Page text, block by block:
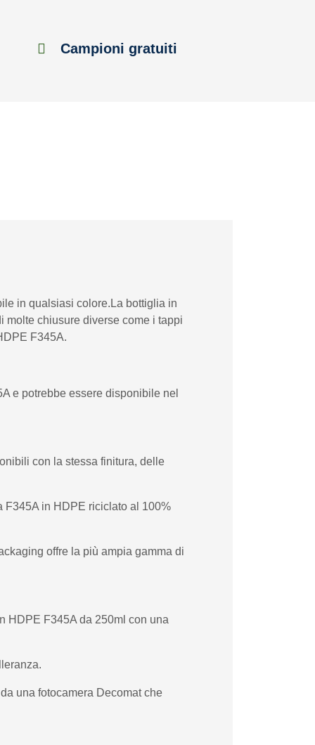
Campioni gratuiti
in qualsiasi colore.La bottiglia in
molte chiusure diverse come i tappi
F345A.
e potrebbe essere disponibile nel
con la stessa finitura, delle
F345A in HDPE riciclato al 100%
offre la più ampia gamma di
HDPE F345A da 250ml con una
una fotocamera Decomat che